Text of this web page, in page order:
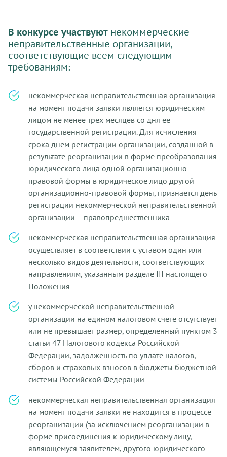
В конкурсе участвуют некоммерческие
неправительственные организации,
соответствующие всем следующим
требованиям:
некоммерческая неправительственная организация
на момент подачи заявки является юридическим
лицом не менее трех месяцев со дня ее
государственной регистрации. Для исчисления
срока днем регистрации организации, созданной в
результате реорганизации в форме преобразования
юридического лица одной организационно-
правовой формы в юридическое лицо другой
организационно-правовой формы, признается день
регистрации некоммерческой неправительственной
организации – правопредшественника
некоммерческая неправительственная организация
осуществляет в соответствии с уставом один или
несколько видов деятельности, соответствующих
направлениям, указанным разделе III настоящего
Положения
у некоммерческой неправительственной
организации на едином налоговом счете отсутствует
или не превышает размер, определенный пунктом 3
статьи 47 Налогового кодекса Российской
Федерации, задолженность по уплате налогов,
сборов и страховых взносов в бюджеты бюджетной
системы Российской Федерации
некоммерческая неправительственная организация
на момент подачи заявки не находится в процессе
реорганизации (за исключением реорганизации в
форме присоединения к юридическому лицу,
являющемуся заявителем, другого юридического